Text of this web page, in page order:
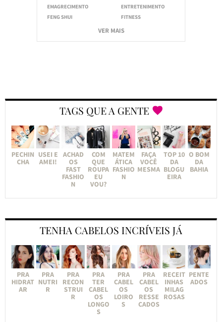
EMAGRECIMENTO
ENTRETENIMENTO
FENG SHUI
FITNESS
VER MAIS
TAGS QUE A GENTE
PECHIN
CHA
USEI E
AMEI!
ACHAD
OS
FAST
FASHIO
N
COM
QUE
ROUPA
EU
VOU?
MATEM
ÁTICA
FASHIO
N
FAÇA
VOCÊ
MESMA
TOP 10
DA
BLOGU
EIRA
O BOM
DA
BAHIA
TENHA CABELOS INCRÍVEIS JÁ
PRA
HIDRAT
AR
PRA
NUTRI
R
PRA
RECON
STRUI
R
PRA
TER
CABEL
OS
LONGO
S
PRA
CABEL
OS
LOIRO
S
PRA
CABEL
OS
RESSE
CADOS
RECEIT
INHAS
MILAG
ROSAS
PENTE
ADOS